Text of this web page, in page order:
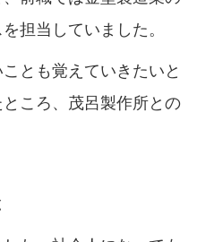
担当していました。
とも覚えていきたいと
ころ、茂呂製作所との